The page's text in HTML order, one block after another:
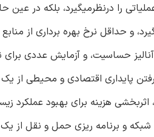
را درنظرمیگیرد، بلکه در عین
و حداقل نرخ بهره برداری از منابع
حساسیت، و آزمایش عددی
پایداری اقتصادی و محیطی از یک
هزینه برای بهبود عملکرد
شبکه و برنامه ریزی حمل و نقل از یک